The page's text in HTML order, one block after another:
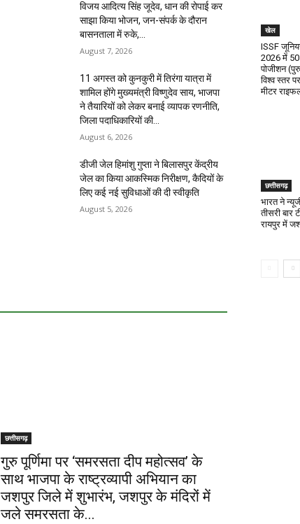
विजय आदित्य सिंह जूदेव, धान की रोपाई कर
साझा किया भोजन, जन-संपर्क के दौरान
बासनताला में रुके,...
August 7, 2026
11 अगस्त को कुनकुरी में तिरंगा यात्रा में
शामिल होंगे मुख्यमंत्री विष्णुदेव साय, भाजपा
ने तैयारियों को लेकर बनाई व्यापक रणनीति,
जिला पदाधिकारियों की...
August 6, 2026
डीजी जेल हिमांशु गुप्ता ने बिलासपुर केंद्रीय
जेल का किया आकस्मिक निरीक्षण, कैदियों के
लिए कई नई सुविधाओं की दी स्वीकृति
August 5, 2026
छत्तीसगढ़
गुरु पूर्णिमा पर ‘समरसता दीप महोत्सव’ के
साथ भाजपा के राष्ट्रव्यापी अभियान का
जशपुर जिले में शुभारंभ, जशपुर के मंदिरों में
जले समरसता के...
खेल
ISSF
2026 में 50
पोजीशन
विश्व स्तर
मीटर
छत्तीसगढ़
भारत ने
तीसरी बार
रायपुर में